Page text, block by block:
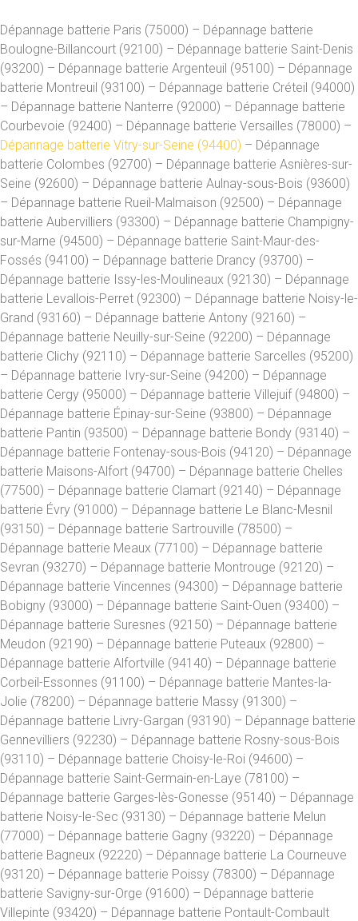
Dépannage batterie Paris (75000) – Dépannage batterie
Boulogne-Billancourt (92100) – Dépannage batterie Saint-Denis
(93200) – Dépannage batterie Argenteuil (95100) – Dépannage
batterie Montreuil (93100) – Dépannage batterie Créteil (94000)
– Dépannage batterie Nanterre (92000) – Dépannage batterie
Courbevoie (92400) – Dépannage batterie Versailles (78000) –
Dépannage batterie Vitry-sur-Seine (94400) – Dépannage
batterie Colombes (92700) – Dépannage batterie Asnières-sur-
Seine (92600) – Dépannage batterie Aulnay-sous-Bois (93600)
– Dépannage batterie Rueil-Malmaison (92500) – Dépannage
batterie Aubervilliers (93300) – Dépannage batterie Champigny-
sur-Marne (94500) – Dépannage batterie Saint-Maur-des-
Fossés (94100) – Dépannage batterie Drancy (93700) –
Dépannage batterie Issy-les-Moulineaux (92130) – Dépannage
batterie Levallois-Perret (92300) – Dépannage batterie Noisy-le-
Grand (93160) – Dépannage batterie Antony (92160) –
Dépannage batterie Neuilly-sur-Seine (92200) – Dépannage
batterie Clichy (92110) – Dépannage batterie Sarcelles (95200)
– Dépannage batterie Ivry-sur-Seine (94200) – Dépannage
batterie Cergy (95000) – Dépannage batterie Villejuif (94800) –
Dépannage batterie Épinay-sur-Seine (93800) – Dépannage
batterie Pantin (93500) – Dépannage batterie Bondy (93140) –
Dépannage batterie Fontenay-sous-Bois (94120) – Dépannage
batterie Maisons-Alfort (94700) – Dépannage batterie Chelles
(77500) – Dépannage batterie Clamart (92140) – Dépannage
batterie Évry (91000) – Dépannage batterie Le Blanc-Mesnil
(93150) – Dépannage batterie Sartrouville (78500) –
Dépannage batterie Meaux (77100) – Dépannage batterie
Sevran (93270) – Dépannage batterie Montrouge (92120) –
Dépannage batterie Vincennes (94300) – Dépannage batterie
Bobigny (93000) – Dépannage batterie Saint-Ouen (93400) –
Dépannage batterie Suresnes (92150) – Dépannage batterie
Meudon (92190) – Dépannage batterie Puteaux (92800) –
Dépannage batterie Alfortville (94140) – Dépannage batterie
Corbeil-Essonnes (91100) – Dépannage batterie Mantes-la-
Jolie (78200) – Dépannage batterie Massy (91300) –
Dépannage batterie Livry-Gargan (93190) – Dépannage batterie
Gennevilliers (92230) – Dépannage batterie Rosny-sous-Bois
(93110) – Dépannage batterie Choisy-le-Roi (94600) –
Dépannage batterie Saint-Germain-en-Laye (78100) –
Dépannage batterie Garges-lès-Gonesse (95140) – Dépannage
batterie Noisy-le-Sec (93130) – Dépannage batterie Melun
(77000) – Dépannage batterie Gagny (93220) – Dépannage
batterie Bagneux (92220) – Dépannage batterie La Courneuve
(93120) – Dépannage batterie Poissy (78300) – Dépannage
batterie Savigny-sur-Orge (91600) – Dépannage batterie
Villepinte (93420) – Dépannage batterie Pontault-Combault